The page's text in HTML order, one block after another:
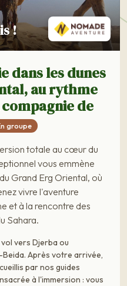
!
dans les dunes
au rythme
de
groupe
totale au cœur du
vous emmène
Grand Erg Oriental, où
vivre l'aventure
et à la rencontre des
Sahara.
vers Djerba ou
Après votre arrivée,
par nos guides
à l'immersion : vous